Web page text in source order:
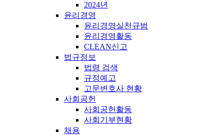
2024년
윤리경영
윤리경영실천규범
윤리경영활동
CLEAN신고
법규정보
법령 검색
규정예고
고문변호사 현황
사회공헌
사회공헌활동
사회기부현황
채용